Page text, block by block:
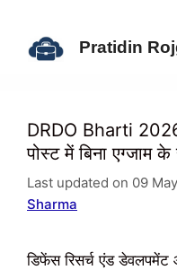
Pratidin
DRDO Bharti 2026
पोस्ट में बिना एग्जाम
Last updated on 09
Sharma
डिफेंस रिसर्च एंड